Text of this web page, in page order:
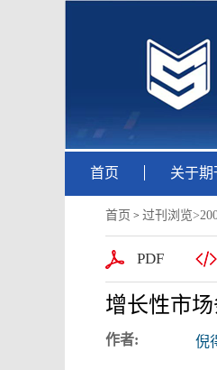
首页 关于期
首页 > 过刊浏览>
PDF
增长性市
作者: 倪